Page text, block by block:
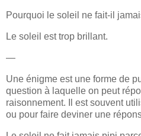
Pourquoi le soleil ne fait-il
Le soleil est trop brillant.
—
Une énigme est une forme de
question à laquelle on peut
raisonnement. Il est souvent
ou pour faire deviner une